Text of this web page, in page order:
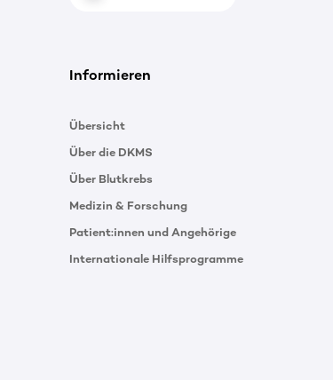
Informieren
Übersicht
Über die DKMS
Über Blutkrebs
Medizin & Forschung
Patient:innen und Angehörige
Internationale Hilfsprogramme